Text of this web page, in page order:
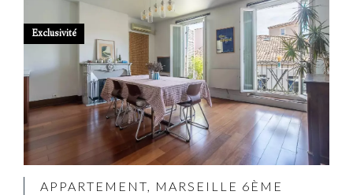
APPARTEMENT, MARSEILLE 6ÈME
Exclusivité